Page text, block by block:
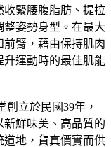
緊腰腹脂肪、提拉
姿勢身型。在最大
臂，藉由保持肌肉
運動時的最佳肌能
創立於民國39年，
新鮮味美、高品質的
道地，貨真價實而供